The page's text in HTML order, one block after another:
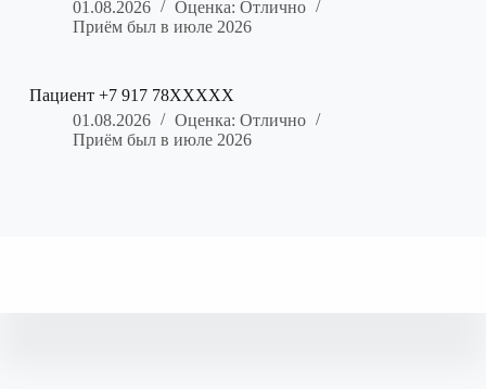
01.08.2026
Оценка: Отлично
Приём был в июле 2026
Пациент +7 917 78XXXXX
01.08.2026
Оценка: Отлично
Приём был в июле 2026